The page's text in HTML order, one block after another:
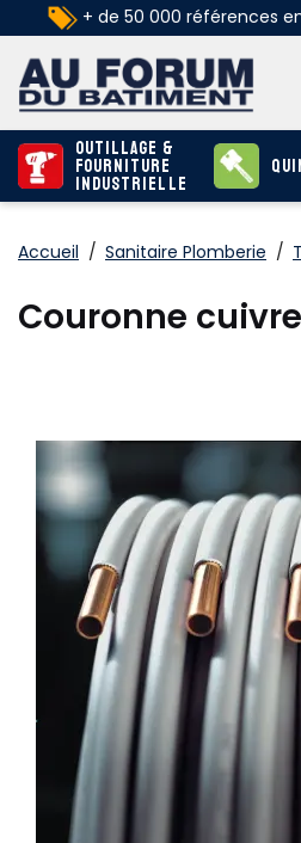
+ de 50 000 références
Outillage &
Fourniture
industrielle
Accueil / Sanitaire Plomberie /
Couronne cuivre